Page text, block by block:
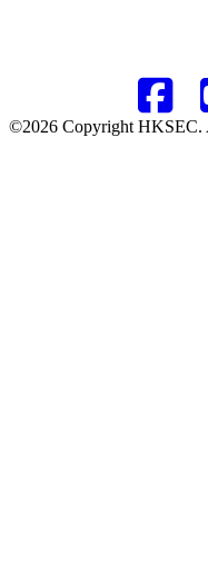
©2026 Copyright HKSEC.